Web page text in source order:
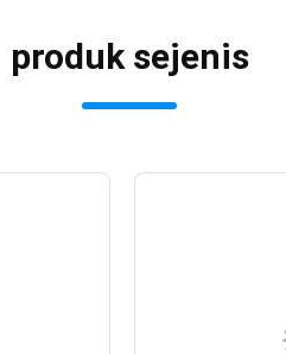
produk sejenis